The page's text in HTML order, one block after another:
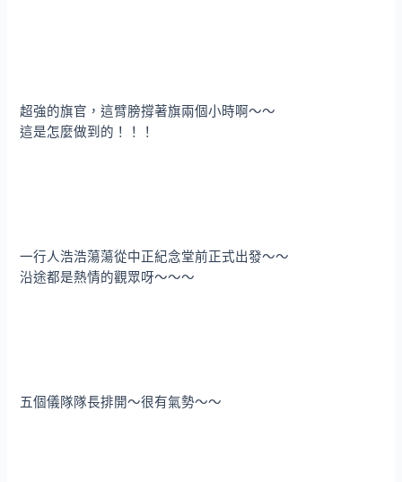
超強的旗官，這臂膀撐著旗兩個小時啊～～
這是怎麼做到的！！！
一行人浩浩蕩蕩從中正紀念堂前正式出發～～
沿途都是熱情的觀眾呀～～～
五個儀隊隊長排開～很有氣勢～～